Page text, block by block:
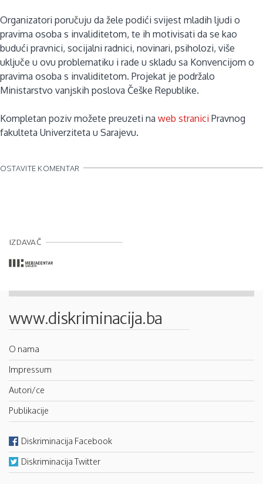
Organizatori poručuju da žele podići svijest mladih ljudi o
pravima osoba s invaliditetom, te ih motivisati da se kao
budući pravnici, socijalni radnici, novinari, psiholozi, više
uključe u ovu problematiku i rade u skladu sa Konvencijom o
pravima osoba s invaliditetom. Projekat je podržalo
Ministarstvo vanjskih poslova Češke Republike.
Kompletan poziv možete preuzeti na web stranici Pravnog
fakulteta Univerziteta u Sarajevu.
OSTAVITE KOMENTAR
IZDAVAČ
www.diskriminacija.ba
O nama
Impressum
Autori/ce
Publikacije
Diskriminacija Facebook
Diskriminacija Twitter